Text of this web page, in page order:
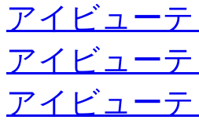
アイビュー
アイビュー
アイビュー